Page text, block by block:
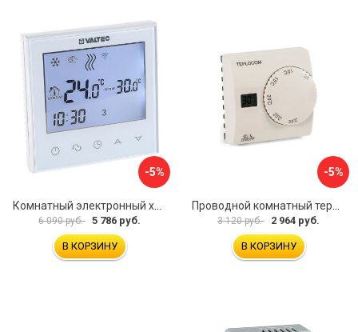
-5%
6 090 руб. 5 786 руб.
В КОРЗИНУ
-5%
3 120 руб. 2 964 руб.
В КОРЗИНУ